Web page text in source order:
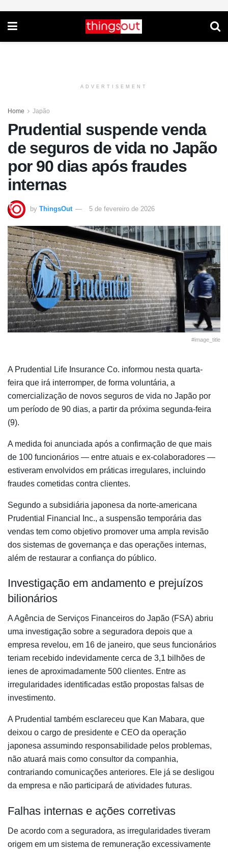
ADVERTISEMENT
Home Japão
Prudential suspende venda
de seguros de vida no Japão
por 90 dias após fraudes
internas
by ThingsOut 5 de fevereiro de 2026
#image_title
A Prudential Life Insurance Co. informou nesta quarta-
feira que irá interromper, de forma voluntária, a
comercialização de novos seguros de vida no Japão por
um período de 90 dias, a partir da próxima segunda-feira
(9).
A medida foi anunciada após a confirmação de que mais
de 100 funcionários — entre atuais e ex-colaboradores —
estiveram envolvidos em práticas irregulares, incluindo
fraudes cometidas contra clientes.
Segundo a subsidiária japonesa da norte-americana
Prudential Financial Inc., a suspensão temporária das
vendas tem como objetivo promover uma ampla revisão
dos sistemas de governança e das operações internas,
além de restaurar a confiança do público.
Investigação em andamento e prejuízos
bilionários
A Agência de Serviços Financeiros do Japão (FSA) abriu
uma investigação sobre a seguradora depois que a
empresa revelou, em 16 de janeiro, que seus funcionários
teriam recebido indevidamente cerca de 3,1 bilhões de
ienes de aproximadamente 500 clientes. Entre as
irregularidades identificadas estão propostas falsas de
investimento.
A Prudential também esclareceu que Kan Mabara, que
deixou o cargo de presidente e CEO da operação
japonesa assumindo responsabilidade pelos problemas,
não atuará mais como consultor da companhia,
contrariando comunicações anteriores. Ele já se desligou
da empresa e não participará de atividades futuras.
Falhas internas e ações corretivas
De acordo com a seguradora, as irregularidades tiveram
origem em um sistema de remuneração excessivamente